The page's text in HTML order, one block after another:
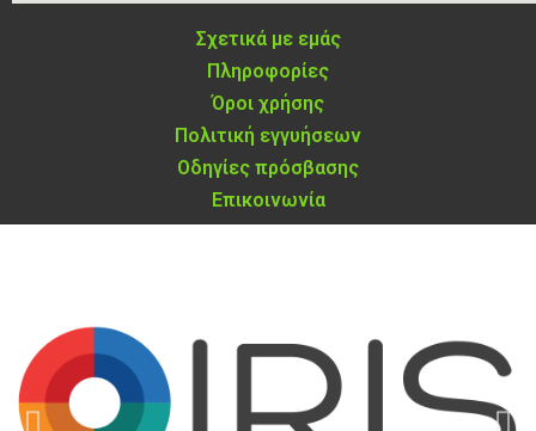
Σχετικά με εμάς
Πληροφορίες
Όροι χρήσης
Πολιτική εγγυήσεων
Οδηγίες πρόσβασης
Επικοινωνία